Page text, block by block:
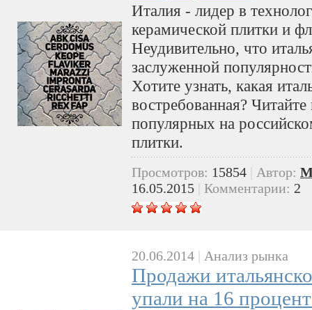
Италия - лидер в
керамической плитки и
Неудивительно, что
заслуженной
Хотите узнать, какая
востребованная?
популярных на
плитки.
Просмотров: 15854 Автор:
16.05.2015
Комментарии: 2
20.06.2014 | Анализ рынка
Продажи
упали на 16